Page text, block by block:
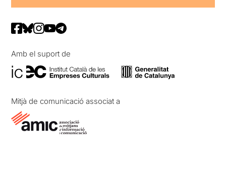
Amb el suport de
Mitjà de comunicació associat a